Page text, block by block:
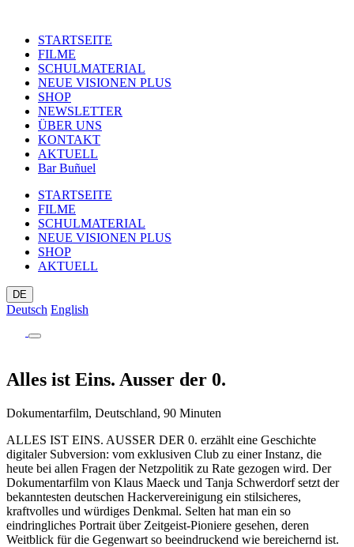
STARTSEITE
FILME
SCHULMATERIAL
NEUE VISIONEN PLUS
SHOP
NEWSLETTER
ÜBER UNS
KONTAKT
AKTUELL
Bar Buñuel
STARTSEITE
FILME
SCHULMATERIAL
NEUE VISIONEN PLUS
SHOP
AKTUELL
DE
Deutsch English
Alles ist Eins. Ausser der 0.
Dokumentarfilm, Deutschland, 90 Minuten
ALLES IST EINS. AUSSER DER 0. erzählt eine Geschichte
digitaler Subversion: vom exklusiven Club zu einer Instanz, die
heute bei allen Fragen der Netzpolitik zu Rate gezogen wird. Der
Dokumentarfilm von Klaus Maeck und Tanja Schwerdorf setzt der
bekanntesten deutschen Hackervereinigung ein stilsicheres,
kraftvolles und würdiges Denkmal. Selten hat man ein so
eindringliches Portrait über Zeitgeist-Pioniere gesehen, deren
Weitblick für die Gegenwart so beeindruckend wie bereichernd ist.